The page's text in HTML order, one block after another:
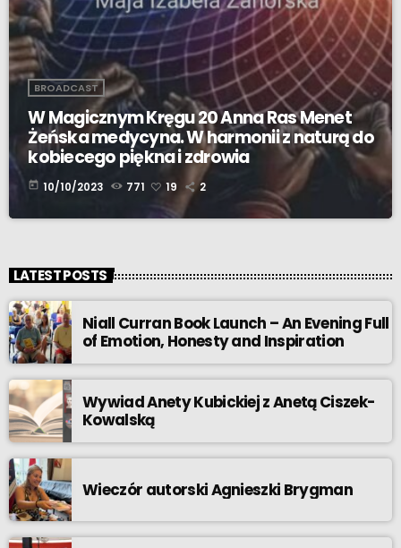
BROADCAST
W Magicznym Kręgu 20 Anna Ras Menet
Żeńska medycyna. W harmonii z naturą do
kobiecego piękna i zdrowia
today 10/10/2023 771 19 2
LATEST POSTS
Niall Curran Book Launch – An Evening Full
of Emotion, Honesty and Inspiration
Wywiad Anety Kubickiej z Anetą Ciszek-
Kowalską
Wieczór autorski Agnieszki Brygman